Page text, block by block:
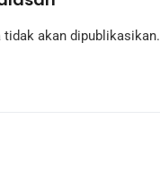
akan dipublikasikan.